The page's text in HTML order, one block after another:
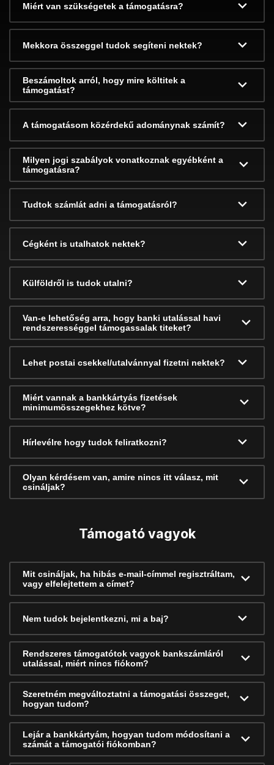
Miért van szükségetek a támogatásra?
Mekkora összeggel tudok segíteni nektek?
Beszámoltok arról, hogy mire költitek a
támogatást?
A támogatásom közérdekű adománynak számít?
Milyen jogi szabályok vonatkoznak egyébként a
támogatásra?
Tudtok számlát adni a támogatásról?
Cégként is utalhatok nektek?
Külföldről is tudok utalni?
Van-e lehetőség arra, hogy banki utalással havi
rendszerességgel támogassalak titeket?
Lehet postai csekkel/utalvánnyal fizetni nektek?
Miért vannak a bankkártyás fizetések
minimumösszegekhez kötve?
Hírlevélre hogy tudok feliratkozni?
Olyan kérdésem van, amire nincs itt válasz, mit
csináljak?
Támogató vagyok
Mit csináljak, ha hibás e-mail-címmel regisztráltam,
vagy elfelejtettem a címet?
Nem tudok bejelentkezni, mi a baj?
Rendszeres támogatótok vagyok bankszámláról
utalással, miért nincs fiókom?
Szeretném megváltoztatni a támogatási összeget,
hogyan tudom?
Lejár a bankkártyám, hogyan tudom módosítani a
számát a támogatói fiókomban?